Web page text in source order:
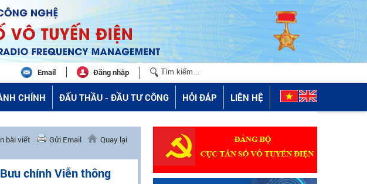
Email Đăng nhập
CHÍNH ĐẤU THẦU - ĐẦU TƯ CÔNG HỎI ĐÁP LIÊN HỆ
bài viết Gửi Email Quay lại
chính Viễn thông